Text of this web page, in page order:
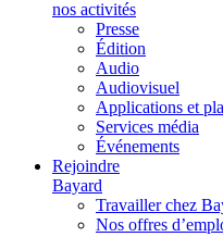
nos activités
Presse
Édition
Audio
Audiovisuel
Applications et
Services média
Événements
Rejoindre
Bayard
Travailler chez
Nos offres